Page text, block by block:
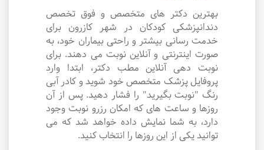
بهترین دکتر های متخصص و فوق تخصص
دندانپزشکی کودکان در شهر کازرون برای
خدمت رسانی بیشتر و راحتی بیماران خود، به
صورت اینترنتی و آنلاین نوبت می دهند. برای
نوبت دهی آنلاین مطب دکتر، ابتدا وارد
پروفایل پزشک متخصص خود شوید و کادر آبی
رنگ "نوبت بگیرید" را فشار دهید. پس از آن
روزها و ساعت های که امکان رزرو نوبت وجود
دارد، به شما نمایش داده خواهد شد که می
توانید یکی از این روزها را انتخاب کنید.